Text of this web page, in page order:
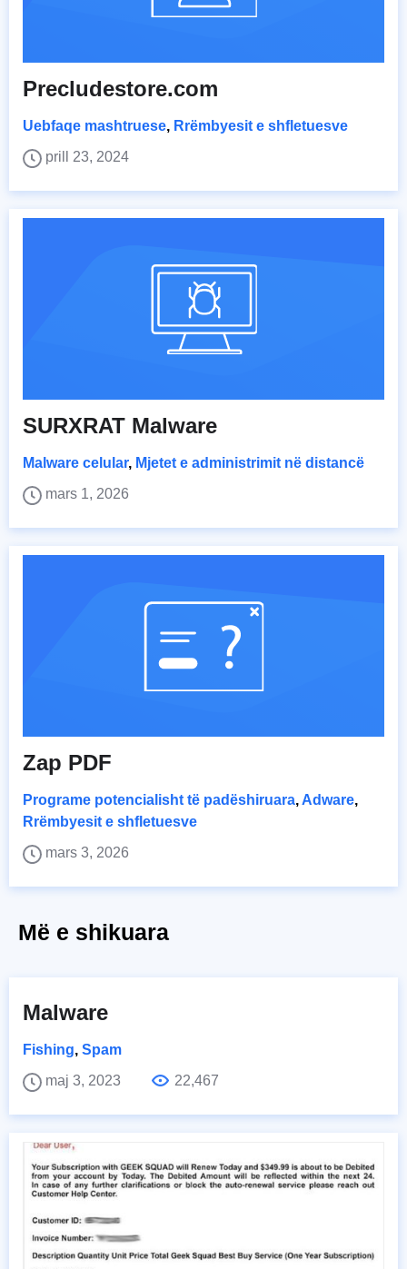
Precludestore.com
Uebfaqe mashtruese, Rrëmbyesit e shfletuesve
prill 23, 2024
SURXRAT Malware
Malware celular, Mjetet e administrimit në distancë
mars 1, 2026
Zap PDF
Programe potencialisht të padëshiruara, Adware,
Rrëmbyesit e shfletuesve
mars 3, 2026
Më e shikuara
Malware
Fishing, Spam
maj 3, 2023
22,467